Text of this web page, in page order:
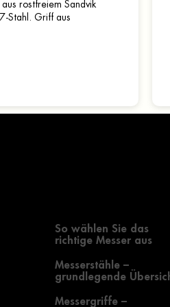
aus rostfreiem Sandvik
Stahl. Griff aus
So wählen Sie das
richtige Messer aus
Messerstähle –
grundlegende
Messergriffe –